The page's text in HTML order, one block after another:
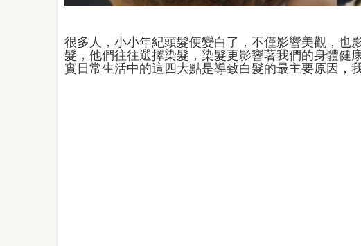
很多人，小小年紀頭髮便變白了，不僅影響美觀，也
髮，他們往往選擇染髮，染髮更影響著我們的身體健
實日常生活中的這四大點是導致白髮的最主要原因，